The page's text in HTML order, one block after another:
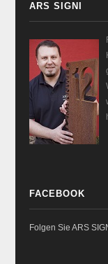
ARS SIGNI
FACEBOOK
Folgen Sie ARS